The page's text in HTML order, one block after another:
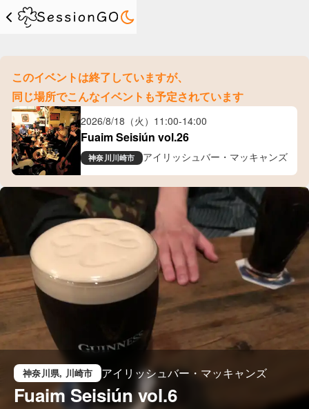
このイベントは終了していますが、
同じ場所でこんなイベントも予定されています
2026/8/18（火） 11:00-14:00
Fuaim Seisiún vol.26
神奈川川崎市 アイリッシュバー・マッキャンズ
神奈川県, 川崎市 アイリッシュバー・マッキャンズ
Fuaim Seisiún vol.6